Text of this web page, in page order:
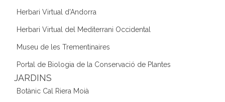
Herbari Virtual d'Andorra
Herbari Virtual del Mediterrani Occidental
Museu de les Trementinaires
Portal de Biologia de la Conservació de Plantes
JARDINS
Botànic Cal Riera Moià